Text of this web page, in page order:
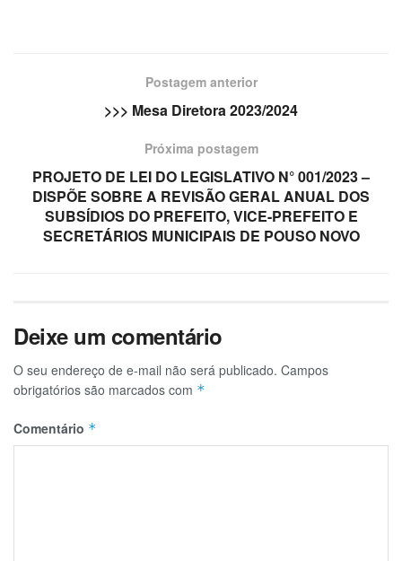
Postagem anterior
>>> Mesa Diretora 2023/2024
Próxima postagem
PROJETO DE LEI DO LEGISLATIVO N° 001/2023 –
DISPÕE SOBRE A REVISÃO GERAL ANUAL DOS
SUBSÍDIOS DO PREFEITO, VICE-PREFEITO E
SECRETÁRIOS MUNICIPAIS DE POUSO NOVO
Deixe um comentário
O seu endereço de e-mail não será publicado. Campos
obrigatórios são marcados com *
Comentário *